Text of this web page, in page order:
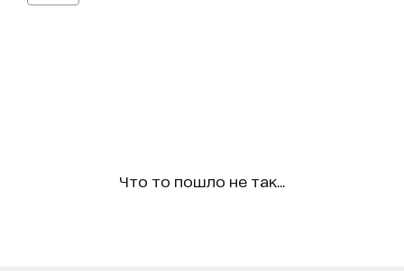
Что то пошло не так...